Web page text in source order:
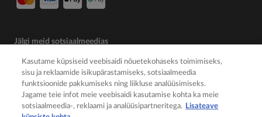
Jälgi meid sotsiaalmeedias
Kasutame küpsiseid veebisaidi nõuetekohaseks toimimiseks,
sisu ja reklaamide isikupärastamiseks, sotsiaalmeedia
funktsioonide pakkumiseks ning liikluse analüüsimiseks.
Jagame teie infot meie veebisaidi kasutamise kohta ka meie
sotsiaalmeedia-, reklaami ja analüüsipartneritega. Lisateave